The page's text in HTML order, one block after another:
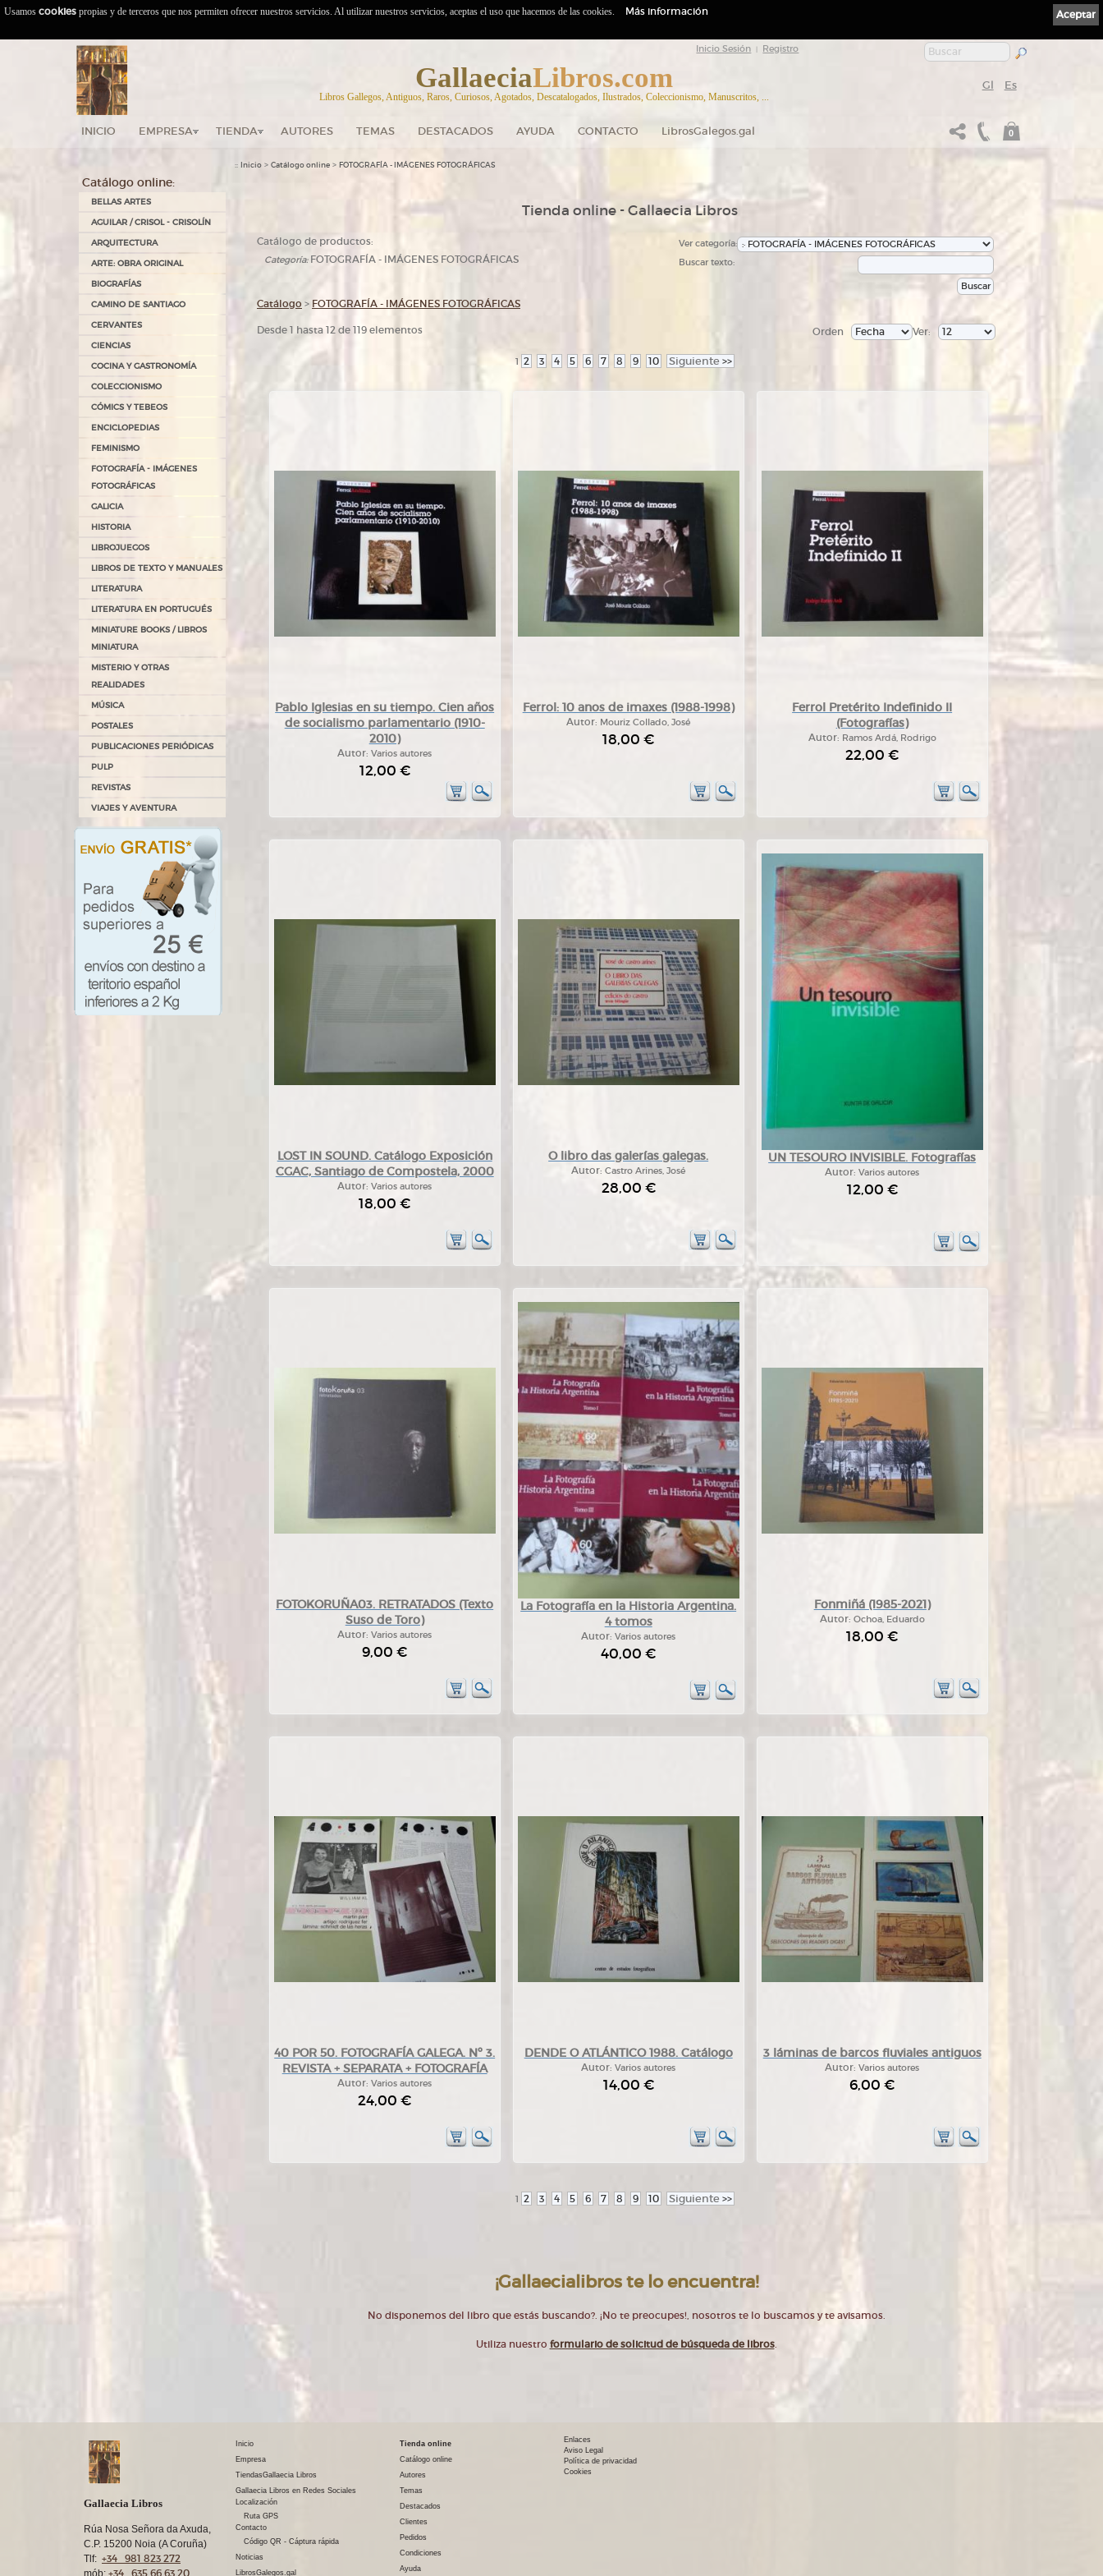
Inicio Sesión Registro
GallaeciaLibros.com
Libros Gallegos, Antiguos, Raros, Curiosos, Agotados, Descatalogados, Ilustrados, Coleccionismo, Manuscritos, ...
Gl Es
INICIO EMPRESA TIENDA AUTORES TEMAS DESTACADOS AYUDA CONTACTO LibrosGalegos.gal 0
Catálogo online:
BELLAS ARTES
AGUILAR / CRISOL - CRISOLÍN
ARQUITECTURA
ARTE: OBRA ORIGINAL
BIOGRAFÍAS
CAMINO DE SANTIAGO
CERVANTES
CIENCIAS
COCINA Y GASTRONOMÍA
COLECCIONISMO
CÓMICS Y TEBEOS
ENCICLOPEDIAS
FEMINISMO
FOTOGRAFÍA - IMÁGENES
FOTOGRÁFICAS
GALICIA
HISTORIA
LIBROJUEGOS
LIBROS DE TEXTO Y MANUALES
LITERATURA
LITERATURA EN PORTUGUÉS
MINIATURE BOOKS / LIBROS
MINIATURA
MISTERIO Y OTRAS
REALIDADES
MÚSICA
POSTALES
PUBLICACIONES PERIÓDICAS
PULP
REVISTAS
VIAJES Y AVENTURA
:: Inicio > Catálogo online > FOTOGRAFÍA - IMÁGENES FOTOGRÁFICAS
Tienda online - Gallaecia Libros
Catálogo de productos:
Categoría:FOTOGRAFÍA - IMÁGENES FOTOGRÁFICAS
Ver categoría:
Buscar texto:
Catálogo > FOTOGRAFÍA - IMÁGENES FOTOGRÁFICAS
Desde 1 hasta 12 de 119 elementos Ver:
Orden
1 2 3 4 5 6 7 8 9 10 Siguiente >>
Pablo Iglesias en su tiempo. Cien años
de socialismo parlamentario (1910-
2010)
Autor:Varios autores
12,00 €
Ferrol: 10 anos de imaxes (1988-1998)
Autor: Mouriz Collado, José
18,00 €
Ferrol Pretérito Indefinido II
(Fotografías)
Autor: Ramos Ardá, Rodrigo
22,00 €
LOST IN SOUND. Catálogo Exposición
CGAC, Santiago de Compostela, 2000
Autor:Varios autores
18,00 €
O libro das galerías galegas.
Autor:Castro Arines, José
28,00 €
UN TESOURO INVISIBLE. Fotografías
Autor:Varios autores
12,00 €
FOTOKORUÑA03. RETRATADOS (Texto
Suso de Toro)
Autor:Varios autores
9,00 €
La Fotografía en la Historia Argentina.
4 tomos
Autor:Varios autores
40,00 €
Fonmiñá (1985-2021)
Autor: Ochoa, Eduardo
18,00 €
40 POR 50. FOTOGRAFÍA GALEGA. Nº 3.
REVISTA + SEPARATA + FOTOGRAFÍA
Autor:Varios autores
24,00 €
DENDE O ATLÁNTICO 1988. Catálogo
Autor:Varios autores
14,00 €
3 láminas de barcos fluviales antiguos
Autor:Varios autores
6,00 €
1 2 3 4 5 6 7 8 9 10 Siguiente >>
¡Gallaecialibros te lo encuentra!
No disponemos del libro que estás buscando?. ¡No te preocupes!, nosotros te lo buscamos y te avisamos.
Utiliza nuestro formulario de solicitud de búsqueda de libros.
Gallaecia Libros
Rúa Nosa Señora da Axuda,
C.P. 15200 Noia (A Coruña)
Tlf: +34 981 823 272
mób: +34 635 66 63 20
Inicio
Empresa
TiendasGallaecia Libros
Gallaecia Libros en Redes Sociales
Localización
Ruta GPS
Contacto
Código QR - Cáptura rápida
Noticias
LibrosGalegos.gal
Tienda online
Catálogo online
Autores
Temas
Destacados
Clientes
Pedidos
Condiciones
Ayuda
Enlaces
Aviso Legal
Política de privacidad
Cookies
Aceptar
Usamos cookies propias y de terceros que nos permiten ofrecer nuestros servicios. Al utilizar nuestros servicios, aceptas el uso que hacemos de las cookies. Más información